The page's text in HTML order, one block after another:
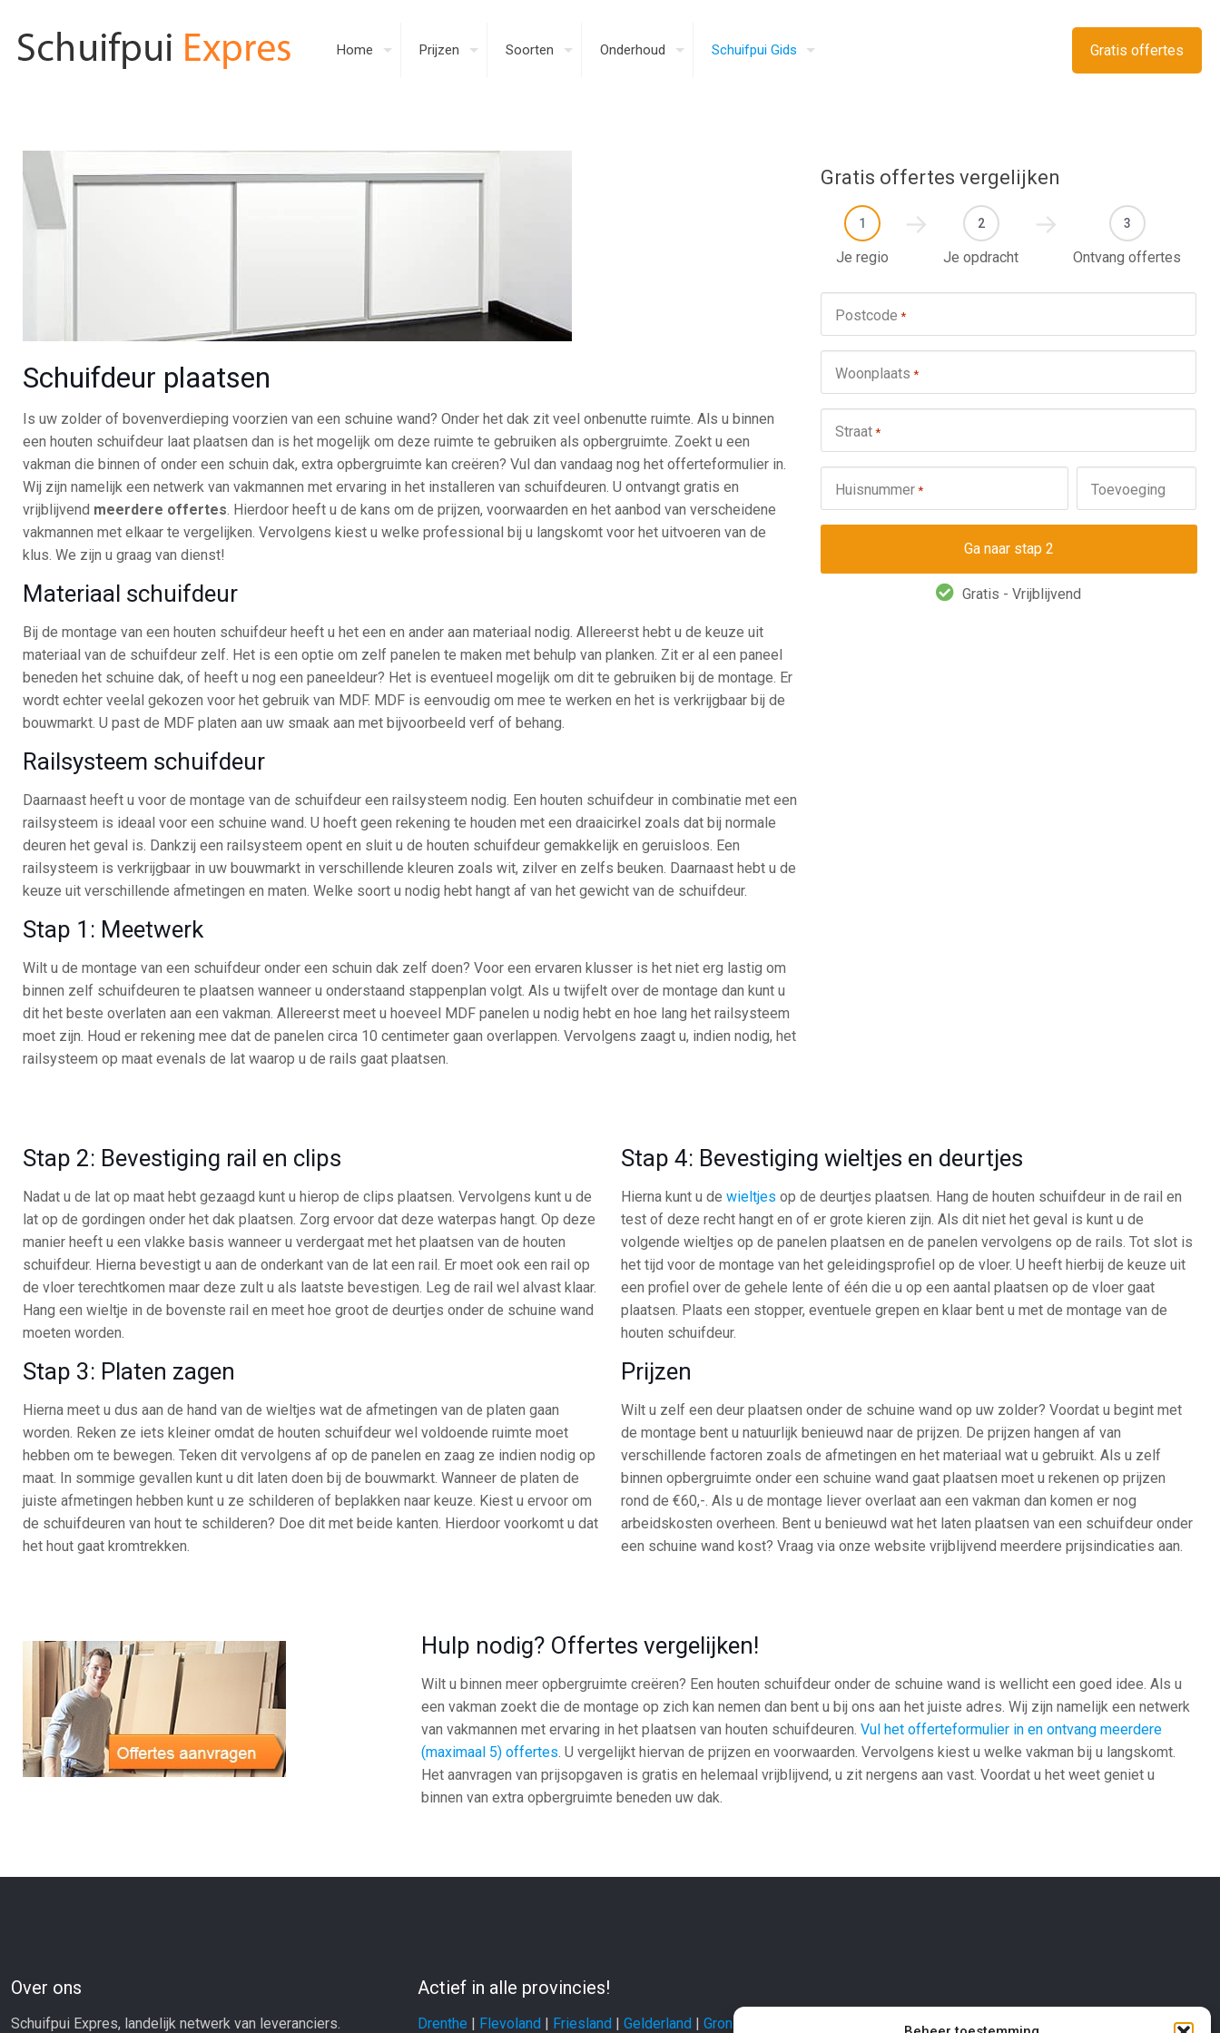
Home Prijzen Soorten Onderhoud Schuifpui Gids Gratis offertes
Schuifdeur plaatsen
Is uw zolder of bovenverdieping voorzien van een schuine wand? Onder het dak zit veel onbenutte ruimte. Als u binnen
een houten schuifdeur laat plaatsen dan is het mogelijk om deze ruimte te gebruiken als opbergruimte. Zoekt u een
vakman die binnen of onder een schuin dak, extra opbergruimte kan creëren? Vul dan vandaag nog het offerteformulier in.
Wij zijn namelijk een netwerk van vakmannen met ervaring in het installeren van schuifdeuren. U ontvangt gratis en
vrijblijvend meerdere offertes. Hierdoor heeft u de kans om de prijzen, voorwaarden en het aanbod van verscheidene
vakmannen met elkaar te vergelijken. Vervolgens kiest u welke professional bij u langskomt voor het uitvoeren van de
klus. We zijn u graag van dienst!
Materiaal schuifdeur
Bij de montage van een houten schuifdeur heeft u het een en ander aan materiaal nodig. Allereerst hebt u de keuze uit
materiaal van de schuifdeur zelf. Het is een optie om zelf panelen te maken met behulp van planken. Zit er al een paneel
beneden het schuine dak, of heeft u nog een paneeldeur? Het is eventueel mogelijk om dit te gebruiken bij de montage. Er
wordt echter veelal gekozen voor het gebruik van MDF. MDF is eenvoudig om mee te werken en het is verkrijgbaar bij de
bouwmarkt. U past de MDF platen aan uw smaak aan met bijvoorbeeld verf of behang.
Railsysteem schuifdeur
Daarnaast heeft u voor de montage van de schuifdeur een railsysteem nodig. Een houten schuifdeur in combinatie met een
railsysteem is ideaal voor een schuine wand. U hoeft geen rekening te houden met een draaicirkel zoals dat bij normale
deuren het geval is. Dankzij een railsysteem opent en sluit u de houten schuifdeur gemakkelijk en geruisloos. Een
railsysteem is verkrijgbaar in uw bouwmarkt in verschillende kleuren zoals wit, zilver en zelfs beuken. Daarnaast hebt u de
keuze uit verschillende afmetingen en maten. Welke soort u nodig hebt hangt af van het gewicht van de schuifdeur.
Stap 1: Meetwerk
Wilt u de montage van een schuifdeur onder een schuin dak zelf doen? Voor een ervaren klusser is het niet erg lastig om
binnen zelf schuifdeuren te plaatsen wanneer u onderstaand stappenplan volgt. Als u twijfelt over de montage dan kunt u
dit het beste overlaten aan een vakman. Allereerst meet u hoeveel MDF panelen u nodig hebt en hoe lang het railsysteem
moet zijn. Houd er rekening mee dat de panelen circa 10 centimeter gaan overlappen. Vervolgens zaagt u, indien nodig, het
railsysteem op maat evenals de lat waarop u de rails gaat plaatsen.
Gratis offertes vergelijken
1
Je regio
2
Je opdracht
3
Ontvang offertes
Postcode *
Woonplaats *
Straat *
Huisnummer * Toevoeging
Gratis - Vrijblijvend
Stap 2: Bevestiging rail en clips
Nadat u de lat op maat hebt gezaagd kunt u hierop de clips plaatsen. Vervolgens kunt u de
lat op de gordingen onder het dak plaatsen. Zorg ervoor dat deze waterpas hangt. Op deze
manier heeft u een vlakke basis wanneer u verdergaat met het plaatsen van de houten
schuifdeur. Hierna bevestigt u aan de onderkant van de lat een rail. Er moet ook een rail op
de vloer terechtkomen maar deze zult u als laatste bevestigen. Leg de rail wel alvast klaar.
Hang een wieltje in de bovenste rail en meet hoe groot de deurtjes onder de schuine wand
moeten worden.
Stap 3: Platen zagen
Hierna meet u dus aan de hand van de wieltjes wat de afmetingen van de platen gaan
worden. Reken ze iets kleiner omdat de houten schuifdeur wel voldoende ruimte moet
hebben om te bewegen. Teken dit vervolgens af op de panelen en zaag ze indien nodig op
maat. In sommige gevallen kunt u dit laten doen bij de bouwmarkt. Wanneer de platen de
juiste afmetingen hebben kunt u ze schilderen of beplakken naar keuze. Kiest u ervoor om
de schuifdeuren van hout te schilderen? Doe dit met beide kanten. Hierdoor voorkomt u dat
het hout gaat kromtrekken.
Stap 4: Bevestiging wieltjes en deurtjes
Hierna kunt u de wieltjes op de deurtjes plaatsen. Hang de houten schuifdeur in de rail en
test of deze recht hangt en of er grote kieren zijn. Als dit niet het geval is kunt u de
volgende wieltjes op de panelen plaatsen en de panelen vervolgens op de rails. Tot slot is
het tijd voor de montage van het geleidingsprofiel op de vloer. U heeft hierbij de keuze uit
een profiel over de gehele lente of één die u op een aantal plaatsen op de vloer gaat
plaatsen. Plaats een stopper, eventuele grepen en klaar bent u met de montage van de
houten schuifdeur.
Prijzen
Wilt u zelf een deur plaatsen onder de schuine wand op uw zolder? Voordat u begint met
de montage bent u natuurlijk benieuwd naar de prijzen. De prijzen hangen af van
verschillende factoren zoals de afmetingen en het materiaal wat u gebruikt. Als u zelf
binnen opbergruimte onder een schuine wand gaat plaatsen moet u rekenen op prijzen
rond de €60,-. Als u de montage liever overlaat aan een vakman dan komen er nog
arbeidskosten overheen. Bent u benieuwd wat het laten plaatsen van een schuifdeur onder
een schuine wand kost? Vraag via onze website vrijblijvend meerdere prijsindicaties aan.
Hulp nodig? Offertes vergelijken!
Wilt u binnen meer opbergruimte creëren? Een houten schuifdeur onder de schuine wand is wellicht een goed idee. Als u
een vakman zoekt die de montage op zich kan nemen dan bent u bij ons aan het juiste adres. Wij zijn namelijk een netwerk
van vakmannen met ervaring in het plaatsen van houten schuifdeuren.Vul het offerteformulier in en ontvang meerdere
(maximaal 5) offertes. U vergelijkt hiervan de prijzen en voorwaarden. Vervolgens kiest u welke vakman bij u langskomt.
Het aanvragen van prijsopgaven is gratis en helemaal vrijblijvend, u zit nergens aan vast. Voordat u het weet geniet u
binnen van extra opbergruimte beneden uw dak.
Over ons
Schuifpui Expres, landelijk netwerk van leveranciers.
Actief in alle provincies!
Drenthe | Flevoland | Friesland | Gelderland | Groningen